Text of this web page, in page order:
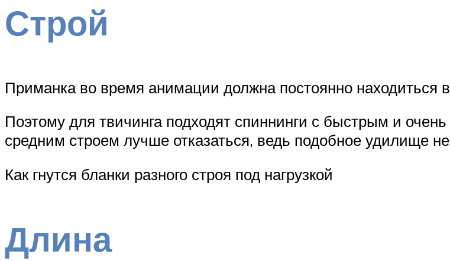
Строй
Приманка во время анимации должна постоянно находиться
Поэтому для твичинга подходят спиннинги с быстрым и
средним строем лучше отказаться, ведь подобное удилище
Как гнутся бланки разного строя под нагрузкой
Длина